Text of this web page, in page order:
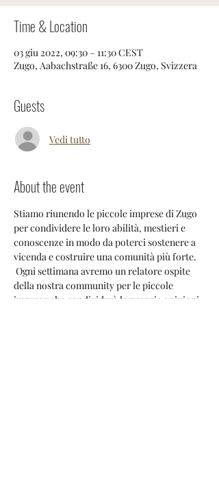
Time & Location
03 giu 2022, 09:30 – 11:30 CEST
Zugo, Aabachstraße 16, 6300 Zugo, Svizzera
Guests
Vedi tutto
About the event
Stiamo riunendo le piccole imprese di Zugo
per condividere le loro abilità, mestieri e
conoscenze in modo da poterci sostenere a
vicenda e costruire una comunità più forte.
della nostra community per le piccole
imprese che condividerà le proprie opinioni